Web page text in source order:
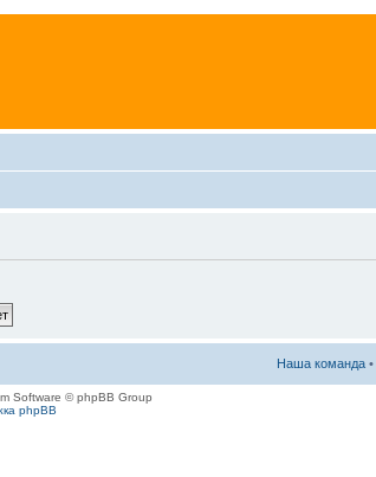
Наша команда •
Software © phpBB Group
phpBB